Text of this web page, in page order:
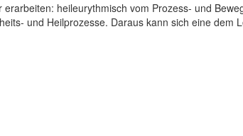
heileurythmisch vom Prozess- und
und Heilprozesse. Daraus kann sich eine dem